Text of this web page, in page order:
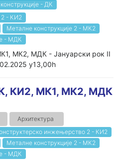
- ДК
2 - КИ2
Металне конструкције 2 - МК2
- МДК
МК2, МДК - Јануарски рок II
у13,00h
КИ2, МК1, МК2, МДК
Архитектура
инжењерство 2 - КИ2
Металне конструкције 2 - МК2
- МДК